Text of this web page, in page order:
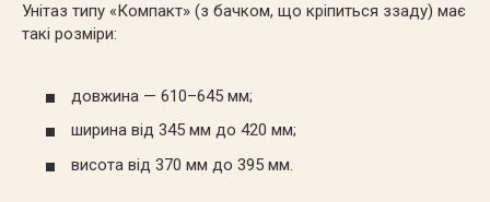
Унітаз типу «Компакт» (з бачком, що кріпиться ззаду) має
такі розміри:
довжина — 610–645 мм;
ширина від 345 мм до 420 мм;
висота від 370 мм до 395 мм.